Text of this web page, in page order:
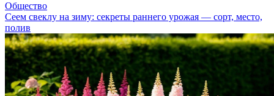
Общество
Сеем свеклу на зиму: секреты раннего урожая — сорт, место,
полив